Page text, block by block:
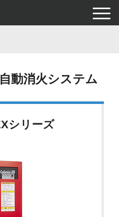
toggle
自動消火システム
シリーズ